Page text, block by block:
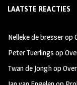
b
oo
k
ag
m
tt
LAATSTE REACTIES
Nelleke de bresserop
Peter Tuerlings op
Twan de Jonghop